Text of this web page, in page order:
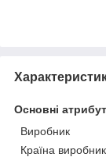
Основні
Виробник
Країна виробник